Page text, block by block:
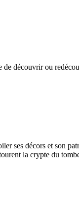
de découvrir ou
ses décors et son
la crypte du